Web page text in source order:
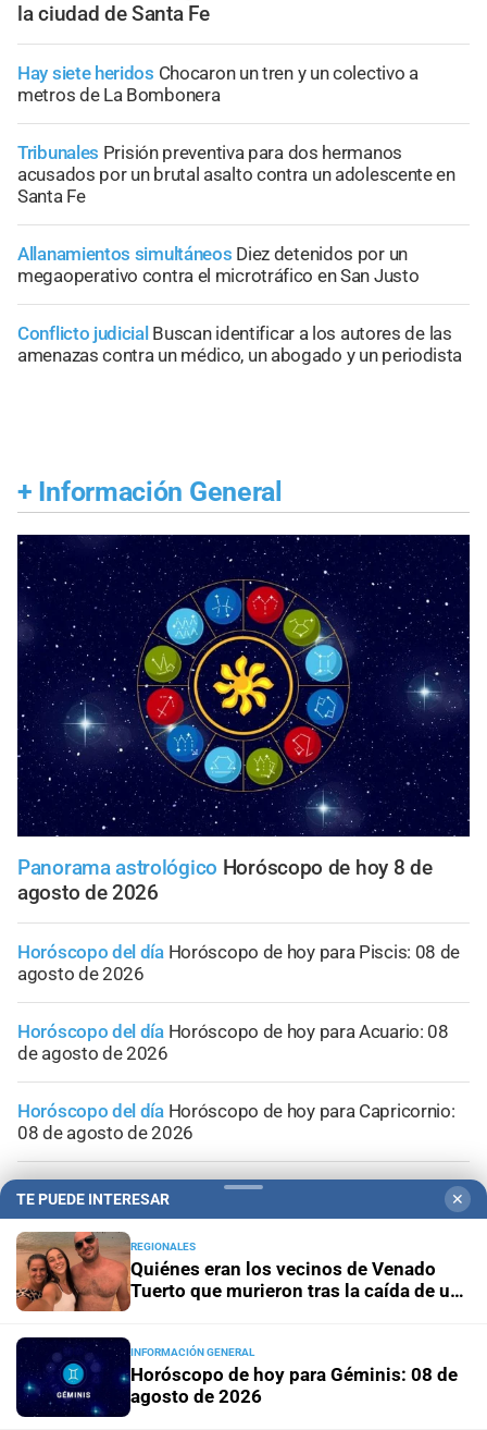
la ciudad de Santa Fe
Hay siete heridos Chocaron un tren y un colectivo a
metros de La Bombonera
Tribunales Prisión preventiva para dos hermanos
acusados por un brutal asalto contra un adolescente en
Santa Fe
Allanamientos simultáneos Diez detenidos por un
megaoperativo contra el microtráfico en San Justo
Conflicto judicial Buscan identificar a los autores de las
amenazas contra un médico, un abogado y un periodista
+ Información General
Panorama astrológico Horóscopo de hoy 8 de
agosto de 2026
Horóscopo del día Horóscopo de hoy para Piscis: 08 de
agosto de 2026
Horóscopo del día Horóscopo de hoy para Acuario: 08
de agosto de 2026
Horóscopo del día Horóscopo de hoy para Capricornio:
08 de agosto de 2026
Horóscopo del díaHoróscopo de hoy para Sagitario: 08
de agosto de 2026
TE PUEDE INTERESAR ✕
REGIONALES
Quiénes eran los vecinos de Venado
Tuerto que murieron tras la caída de un
INFORMACIÓN GENERAL
Horóscopo de hoy para Géminis: 08 de
agosto de 2026